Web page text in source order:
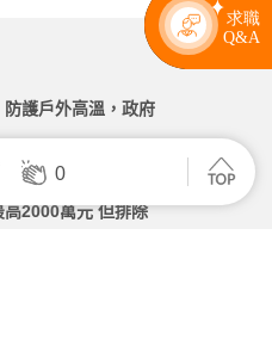
0
護戶外高溫，政府
2000萬元 但排除